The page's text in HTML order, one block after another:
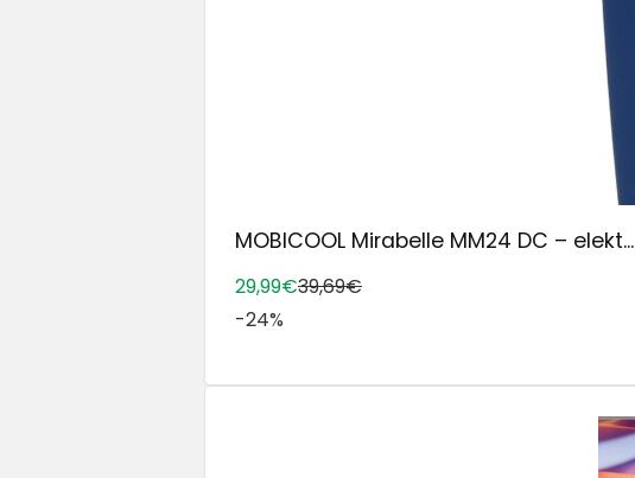
MOBICOOL Mirabelle MM24 DC – elekt...
29,99€39,69€
-24%